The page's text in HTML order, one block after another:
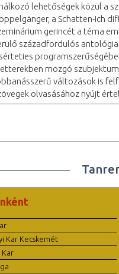
lehetőségek közül a
a Schatten-Ich
gerincét a téma
századfordulós antológia
mozgó
változások is
olvasásához nyújt
Kar Kecskemét
Kar